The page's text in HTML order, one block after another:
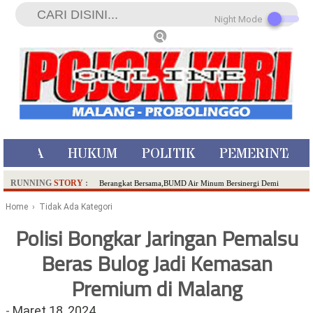
HUKUM POLITIK
RUNNING STORY : Berangkat Bersama,BUMD Air Minum Bersinergi Demi
Ditangkap di Kediri,Satu Buron
SDN Sumberejo 02 Kota Batu Kembangkan Program Inovasi
Literasi Melalui LASKAR JODA, Usung Filosofi Gelar Sehelai
Tikar
Home › Tidak Ada Kategori
Polisi Bongkar Jaringan Pemalsu
Beras Bulog Jadi Kemasan
Premium di Malang
Night Mode